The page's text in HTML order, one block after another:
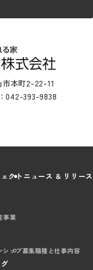
本町2-22-11
042-393-9838
クト ニュース & リリース
事業
シップ募集職種と仕事内容